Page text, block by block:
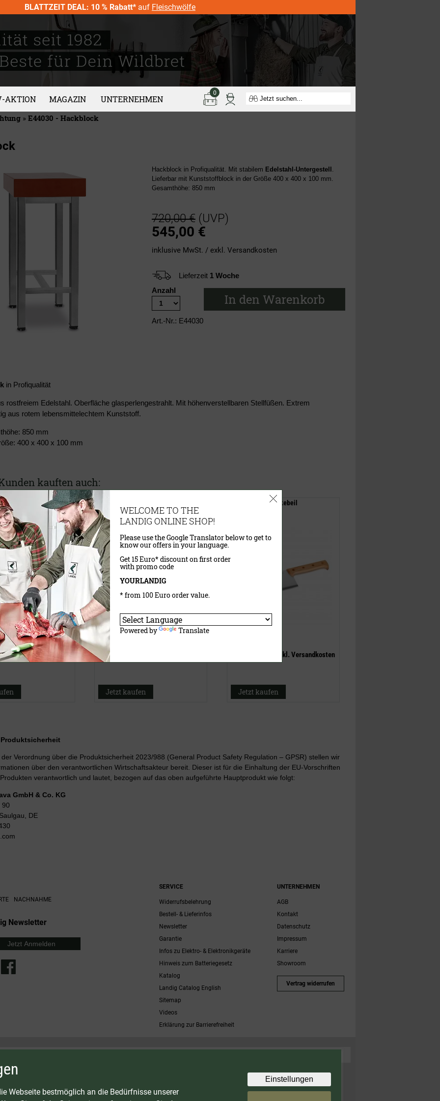
BLATTZEIT DEAL: 10 % Rabatt* auf Fleischwölfe
AKTION MAGAZIN UNTERNEHMEN
0
» E44030 - Hackblock
Hackblock in Profiqualität. Mit stabilem Edelstahl-Untergestell .
Lieferbar mit Kunststoffblock in der Größe 400 x 400 x 100 mm.
Gesamthöhe: 850 mm
720,00 € (UVP)
545,00 €
inklusive MwSt. / exkl. Versandkosten
Lieferzeit 1 Woche
Anzahl
In den Warenkorb
Art.-Nr.: E44030
in Profiqualität
rostfreiem Edelstahl. Oberfläche glasperlengestrahlt. Mit höhenverstellbaren Stellfüßen. Extrem
aus rotem lebensmittelechtem Kunststoff.
850 mm
400 x 400 x 100 mm
kauften auch:
exkl.Versandkosten
53,00 €(UVP)
39,50 €
inklusive MwSt.
Jetzt kaufen
DRY AGER® - Hackebeil
exkl. Versandkosten
Jetzt kaufen
Verordnung über die Produktsicherheit 2023/988 (General Product Safety Regulation – GPSR) stellen wir
über den verantwortlichen Wirtschaftsakteur bereit. Dieser ist für die Einhaltung der EU-Vorschriften
verantwortlich und lautet, bezogen auf das oben aufgeführte Hauptprodukt wie folgt:
GmbH & Co. KG
90
DE
NACHNAHME
Newsletter
Jetzt Anmelden
SERVICE
Widerrufsbelehrung
Bestell- & Lieferinfos
Newsletter
Garantie
Infos zu Elektro- & Elektronikgeräte
Hinweis zum Batteriegesetz
Katalog
Landig Catalog English
Sitemap
Videos
Erklärung zur Barrierefreiheit
UNTERNEHMEN
AGB
Kontakt
Datenschutz
Impressum
Karriere
Showroom
Vertrag widerrufen
Nicht mit anderen Gutscheinaktionen kombinierbar. Nur gültig für Fleischwölfe und ausgewählte Zubehörartikel. Nicht einlösbar auf bereits rabattierte
WELCOME TO THE
LANDIG ONLINE SHOP!
Please use the Google Translator below to get to
know our offers in your language.
Get 15 Euro* discount on first order
with promo code
YOURLANDIG
* from 100 Euro order value.
Powered by Translate
Webseite bestmöglich an die Bedürfnisse unserer
Einstellungen